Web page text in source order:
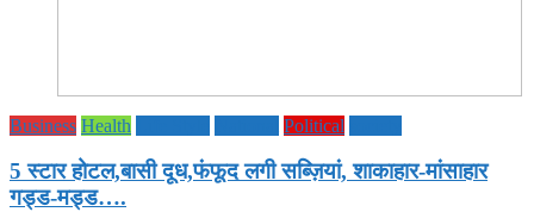
Business Health Political
5 स्टार होटल,बासी दूध,फंफूद लगी सब्ज़ियां, शाकाहार-मांसाहार
गड्ड-मड्ड….